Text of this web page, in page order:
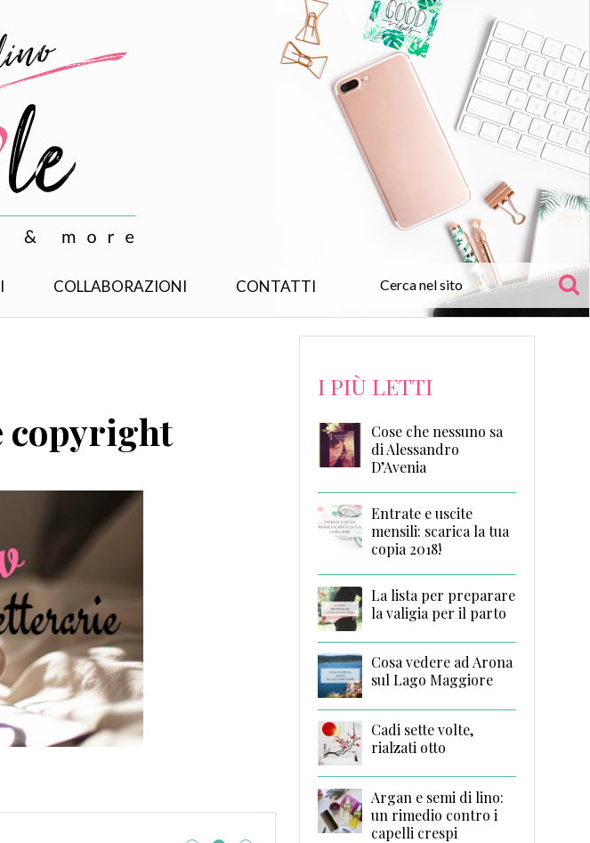
COLLABORAZIONI CONTATTI
copyright
I PIÙ LETTI
Cose che nessuno sa
di Alessandro
D’Avenia
Entrate e uscite
mensili: scarica la tua
copia 2018!
La lista per preparare
la valigia per il parto
Cosa vedere ad Arona
sul Lago Maggiore
Cadi sette volte,
rialzati otto
Argan e semi di lino:
un rimedio contro i
capelli crespi